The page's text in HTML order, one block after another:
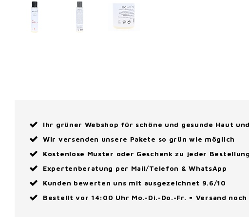
Ihr grüner Webshop für schöne und gesunde Haut
Wir versenden unsere Pakete so grün wie möglich
Kostenlose Muster oder Geschenk zu jeder Bestellung
Expertenberatung per Mail/Telefon & WhatsApp
Kunden bewerten uns mit ausgezeichnet 9.6/10
Bestellt vor 14:00 Uhr Mo.-Di.-Do.-Fr. = Versand noch